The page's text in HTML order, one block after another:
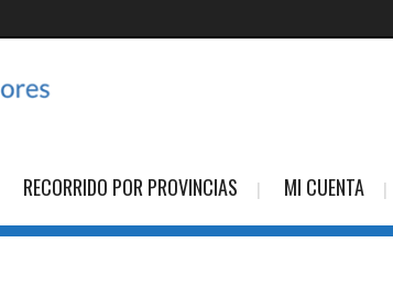
RECORRIDO POR PROVINCIAS MI CUENTA